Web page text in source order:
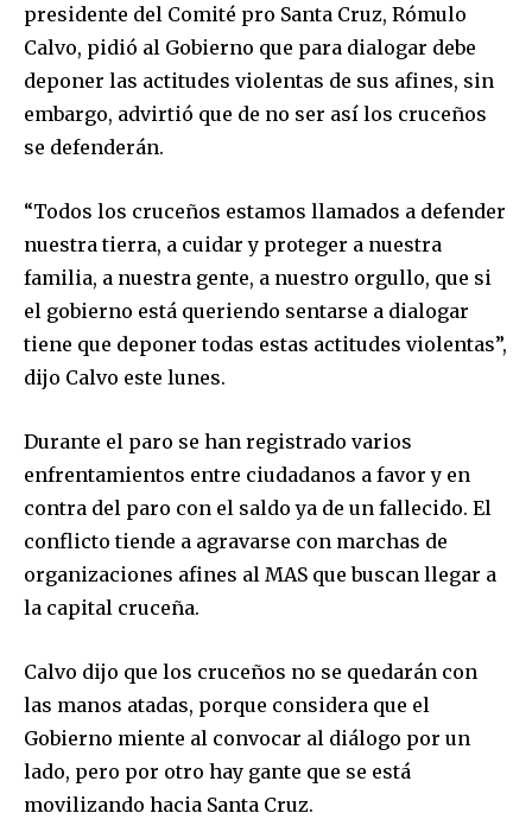
presidente del Comité pro Santa Cruz, Rómulo
Calvo, pidió al Gobierno que para dialogar debe
deponer las actitudes violentas de sus afines, sin
embargo, advirtió que de no ser así los cruceños
se defenderán.
“Todos los cruceños estamos llamados a defender
nuestra tierra, a cuidar y proteger a nuestra
familia, a nuestra gente, a nuestro orgullo, que si
el gobierno está queriendo sentarse a dialogar
tiene que deponer todas estas actitudes violentas”,
dijo Calvo este lunes.
Durante el paro se han registrado varios
enfrentamientos entre ciudadanos a favor y en
contra del paro con el saldo ya de un fallecido. El
conflicto tiende a agravarse con marchas de
organizaciones afines al MAS que buscan llegar a
la capital cruceña.
Calvo dijo que los cruceños no se quedarán con
las manos atadas, porque considera que el
Gobierno miente al convocar al diálogo por un
lado, pero por otro hay gante que se está
movilizando hacia Santa Cruz.